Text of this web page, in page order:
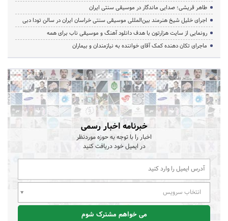
طاهر قریشی؛ صدایی ماندگار در موسیقی سنتی ایران
اجرای خلیل شیخ هنرمند بین‌المللی موسیقی سنتی خراسان ایران در سالن تودا دبی
رونمایی از سایت هزارتون با هدف دانلود آهنگ و موسیقی ناب برای همه
ماجرای تکان دهنده کمک آقای خواننده به نیازمندان و بیماران
خبرنامه اخبار رسمی
اخبار را با توجه به حوزه موردنظر
در ایمیل خود دریافت کنید
انتخاب سرویس
می خواهم مشترک شوم